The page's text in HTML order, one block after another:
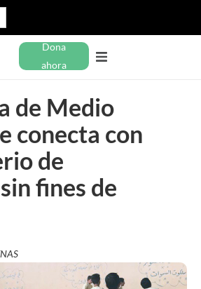
Dona
ahora
de Medio
conecta con
de
fines de